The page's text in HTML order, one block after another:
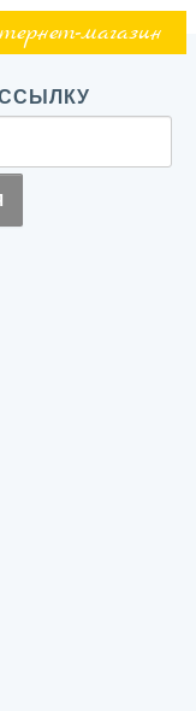
магазин